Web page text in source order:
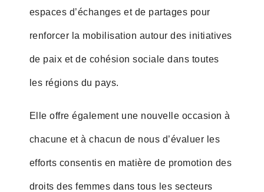
espaces d’échanges et de partages pour
renforcer la mobilisation autour des initiatives
de paix et de cohésion sociale dans toutes
les régions du pays.
Elle offre également une nouvelle occasion à
chacune et à chacun de nous d’évaluer les
efforts consentis en matière de promotion des
droits des femmes dans tous les secteurs